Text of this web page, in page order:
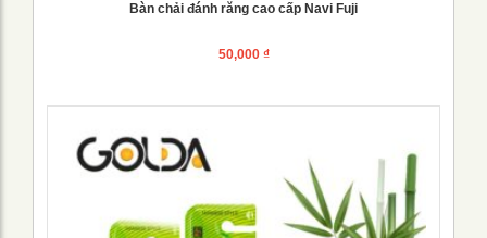
Bàn chải đánh răng cao cấp Navi Fuji
50,000 ₫